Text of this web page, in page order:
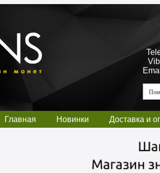
Главная Новинки Доставка и